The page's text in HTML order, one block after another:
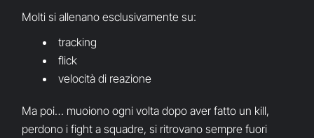
Molti si allenano esclusivamente su:
tracking
flick
velocità di reazione
Ma poi… muoiono ogni volta dopo aver fatto un kill,
perdono i fight a squadre, si ritrovano sempre fuori